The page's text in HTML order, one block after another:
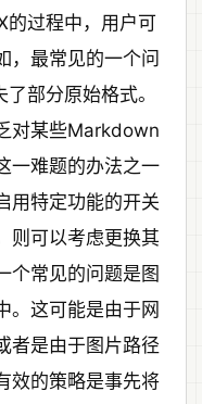
过程中，用户可
，最常见的一个问
部分原始格式。
对某些Markdown
一难题的办法之一
用特定功能的开关
则可以考虑更换其
个常见的问题是图
。这可能是由于网
者是由于图片路径
效的策略是事先将